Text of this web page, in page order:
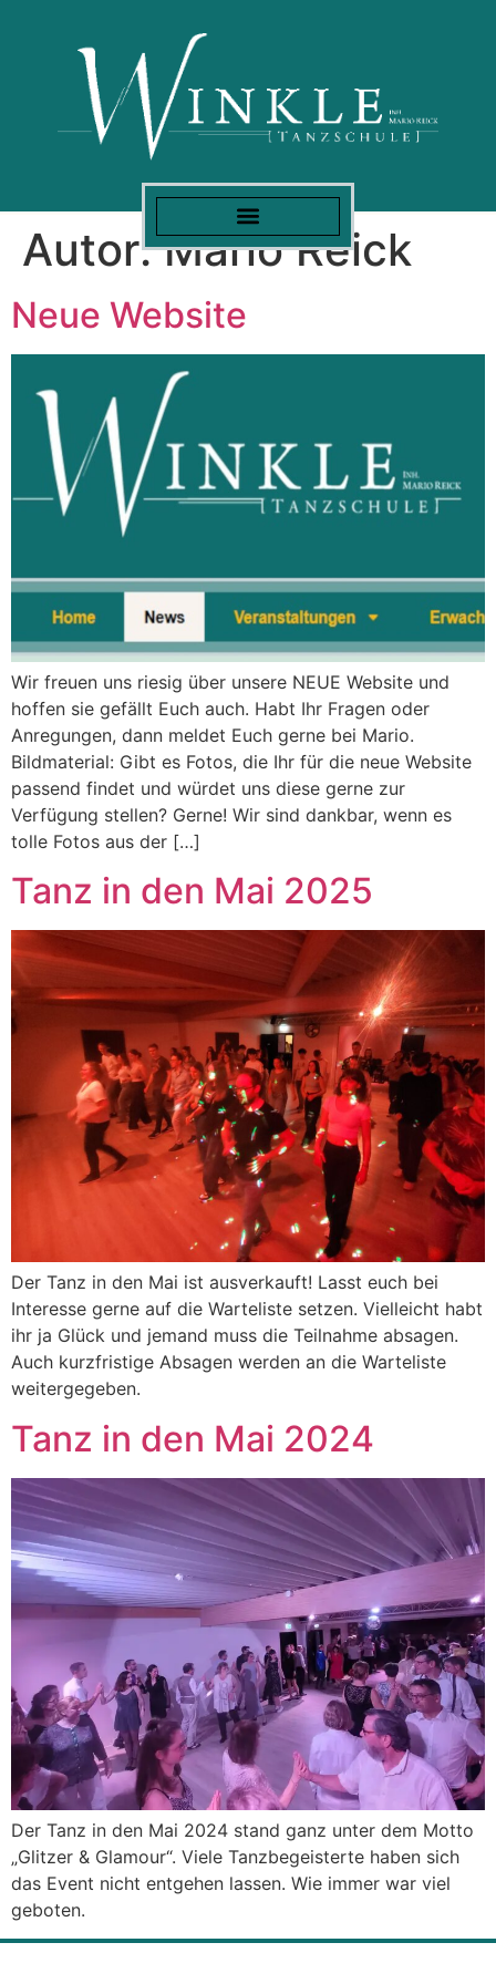
Autor:Mario Reick
Neue Website
Wir freuen uns riesig über unsere NEUE Website und
hoffen sie gefällt Euch auch. Habt Ihr Fragen oder
Anregungen, dann meldet Euch gerne bei Mario.
Bildmaterial: Gibt es Fotos, die Ihr für die neue Website
passend findet und würdet uns diese gerne zur
Verfügung stellen? Gerne! Wir sind dankbar, wenn es
tolle Fotos aus der […]
Tanz in den Mai 2025
Der Tanz in den Mai ist ausverkauft! Lasst euch bei
Interesse gerne auf die Warteliste setzen. Vielleicht habt
ihr ja Glück und jemand muss die Teilnahme absagen.
Auch kurzfristige Absagen werden an die Warteliste
weitergegeben.
Tanz in den Mai 2024
Der Tanz in den Mai 2024 stand ganz unter dem Motto
„Glitzer & Glamour“. Viele Tanzbegeisterte haben sich
das Event nicht entgehen lassen. Wie immer war viel
geboten.